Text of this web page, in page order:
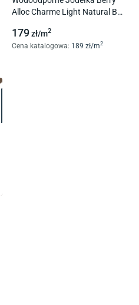
Alloc Charme Light Natural B
4V-Fuga
179zł/m2
Cena katalogowa: 189 zł/m2